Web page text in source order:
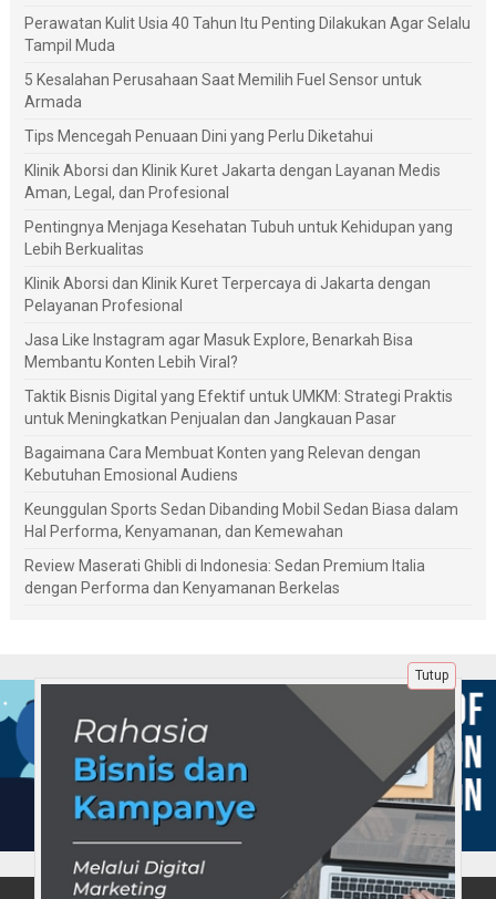
Perawatan Kulit Usia 40 Tahun Itu Penting Dilakukan Agar Selalu
Tampil Muda
5 Kesalahan Perusahaan Saat Memilih Fuel Sensor untuk
Armada
Tips Mencegah Penuaan Dini yang Perlu Diketahui
Klinik Aborsi dan Klinik Kuret Jakarta dengan Layanan Medis
Aman, Legal, dan Profesional
Pentingnya Menjaga Kesehatan Tubuh untuk Kehidupan yang
Lebih Berkualitas
Klinik Aborsi dan Klinik Kuret Terpercaya di Jakarta dengan
Pelayanan Profesional
Jasa Like Instagram agar Masuk Explore, Benarkah Bisa
Membantu Konten Lebih Viral?
Taktik Bisnis Digital yang Efektif untuk UMKM: Strategi Praktis
untuk Meningkatkan Penjualan dan Jangkauan Pasar
Bagaimana Cara Membuat Konten yang Relevan dengan
Kebutuhan Emosional Audiens
Keunggulan Sports Sedan Dibanding Mobil Sedan Biasa dalam
Hal Performa, Kenyamanan, dan Kemewahan
Review Maserati Ghibli di Indonesia: Sedan Premium Italia
dengan Performa dan Kenyamanan Berkelas
Tutup